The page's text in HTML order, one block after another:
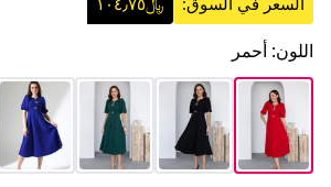
اللون: أحمر